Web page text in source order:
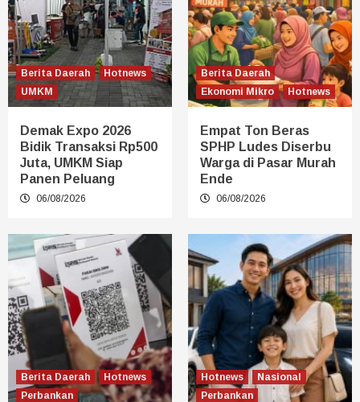
Berita Daerah
Hotnews
UMKM
Demak Expo 2026
Bidik Transaksi Rp500
Juta, UMKM Siap
Panen Peluang
06/08/2026
Berita Daerah
Ekonomi Mikro
Hotnews
Empat Ton Beras
SPHP Ludes Diserbu
Warga di Pasar Murah
Ende
06/08/2026
Berita Daerah
Hotnews
Perbankan
Hotnews
Nasional
Perbankan